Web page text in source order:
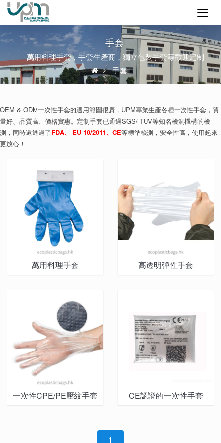
手套
萬用料理手套，手套生產商，獨立包裝手套等歡迎定制
手套
OEM & ODM一次性手套的適用範圍很廣，UPM專業生產各種一次性手套，質
量好、品質高、價格實惠。定制手套已通過SGS/ TUV等知名檢測機構的檢
測，同時還通過了FDA、 EU 10/2011、CE等標準檢測，安全性高，使用起來
更放心！
萬用料理手套 高透明彈性手套
一次性CPE/PE壓紋手套 CE認證的一次性手套
1